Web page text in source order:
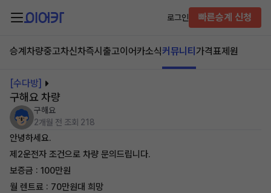
로그인 빠른승계 신청
승계차량중고차신차즉시출고이어카소식커뮤니티 가격표제원
[수다방]
구해요 차량
구해요
2개월 전 조회 218
안녕하세요.
제2운전자 조건으로 차량 문의드립니다.
보증금 : 100만원
월 렌트료 : 70만원대 희망